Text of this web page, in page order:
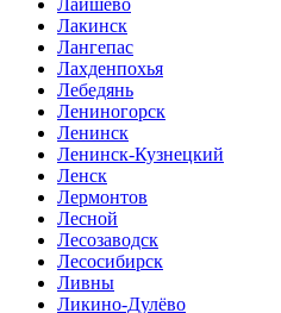
Лаишево
Лакинск
Лангепас
Лахденпохья
Лебедянь
Лениногорск
Ленинск
Ленинск-Кузнецкий
Ленск
Лермонтов
Лесной
Лесозаводск
Лесосибирск
Ливны
Ликино-Дулёво